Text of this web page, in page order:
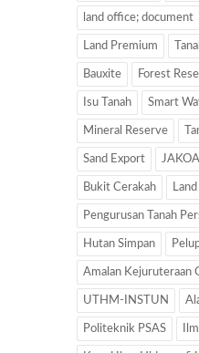
land office; document
Land Premium
Bauxite Forest
Isu Tanah Smart
Mineral Reserve
Sand Export JAKOA
Bukit Cerakah
Pengurusan Tanah
Hutan Simpan
Amalan Kejuruteraan
UTHM-INSTUN
Politeknik PSAS